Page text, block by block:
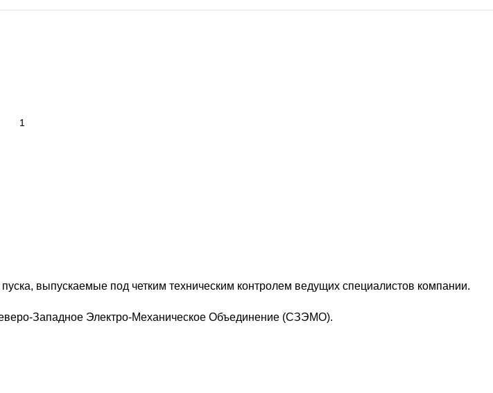
, выпускаемые под четким техническим контролем ведущих специалистов компании.
Западное Электро-Механическое Объединение (СЗЭМО).